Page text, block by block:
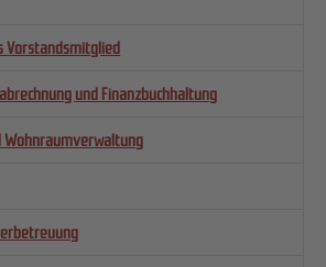
Vorstandsmitglied
und Finanz­buchhaltung